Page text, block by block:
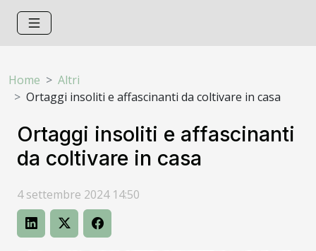
Home
Altri
Ortaggi insoliti e affascinanti da coltivare in casa
Ortaggi insoliti e affascinanti
da coltivare in casa
4 settembre 2024 14:50